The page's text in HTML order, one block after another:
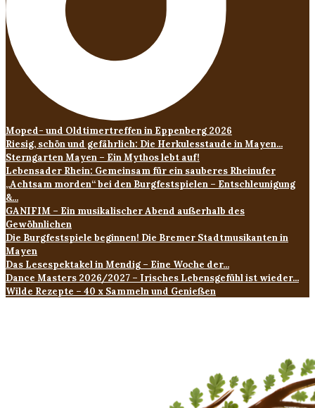
Moped- und Oldtimertreffen in Eppenberg 2026
Riesig, schön und gefährlich: Die Herkulesstaude in Mayen...
Sterngarten Mayen – Ein Mythos lebt auf!
Lebensader Rhein: Gemeinsam für ein sauberes Rheinufer
„Achtsam morden“ bei den Burgfestspielen – Entschleunigung
&...
GANIFIM – Ein musikalischer Abend außerhalb des
Gewöhnlichen
Die Burgfestspiele beginnen! Die Bremer Stadtmusikanten in
Mayen
Das Lesespektakel in Mendig – Eine Woche der...
Dance Masters 2026/2027 – Irisches Lebensgefühl ist wieder...
Wilde Rezepte – 40 x Sammeln und Genießen